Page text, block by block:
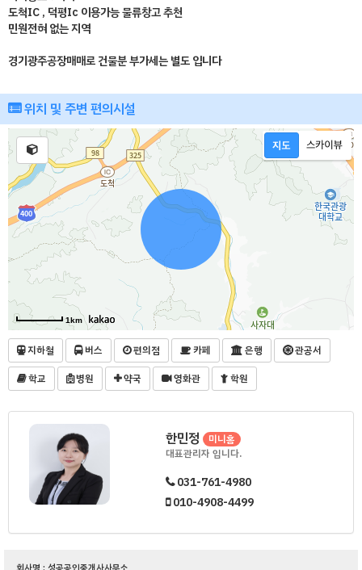
도척IC , 덕평Ic 이용가능 물류창고 추천
민원전혀 없는 지역
경기광주공장매매로 건물분 부가세는 별도 입니다
위치 및 주변 편의시설
1km
지하철 버스 편의점 카페 은행
관공서
학교
병원 약국 영화관 학원
한민정 미니홈
대표관리자 입니다.
031-761-4980
010-4908-4499